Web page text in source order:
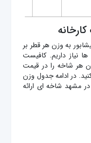
به وزن هر قطر بر
نیاز داریم. کافیست
هر شاخه را در قیمت
در ادامه جدول وزن
مشهد شاخه ای ارائه